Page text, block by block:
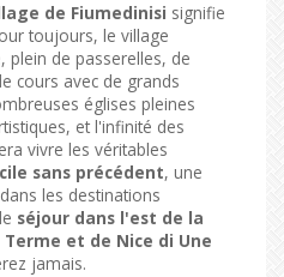
de Fiumedinisi signifie
toujours, le village
plein de passerelles, de
cours avec de grands
églises pleines
et l'infinité des
vivre les véritables
sans précédent, une
les destinations
séjour dans l'est de la
et de Nice di Une
jamais.